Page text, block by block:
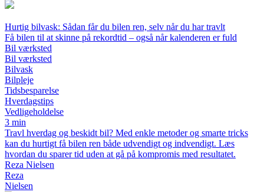
Hurtig bilvask: Sådan får du bilen ren, selv når du har travlt
Få bilen til at skinne på rekordtid – også når kalenderen er fuld
Bil værksted
Bil værksted
Bilvask
Bilpleje
Tidsbesparelse
Hverdagstips
Vedligeholdelse
3 min
Travl hverdag og beskidt bil? Med enkle metoder og smarte tricks
kan du hurtigt få bilen ren både udvendigt og indvendigt. Læs
hvordan du sparer tid uden at gå på kompromis med resultatet.
Reza Nielsen
Reza
Nielsen